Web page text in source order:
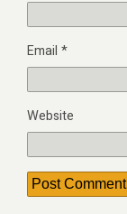
Email *
Website